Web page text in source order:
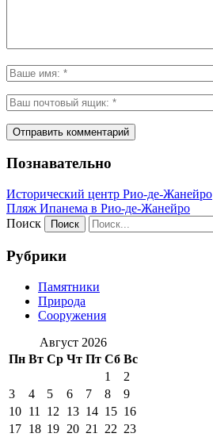
Познавательно
Исторический центр Рио-де-Жанейро
Пляж Ипанема в Рио-де-Жанейро
Поиск
Рубрики
Памятники
Природа
Сооружения
Август 2026
Пн Вт Ср Чт Пт Сб Вс
1
2
3
4 5 6 7 8
9
10 11 12 13 14 15 16
17 18 19 20 21 22 23